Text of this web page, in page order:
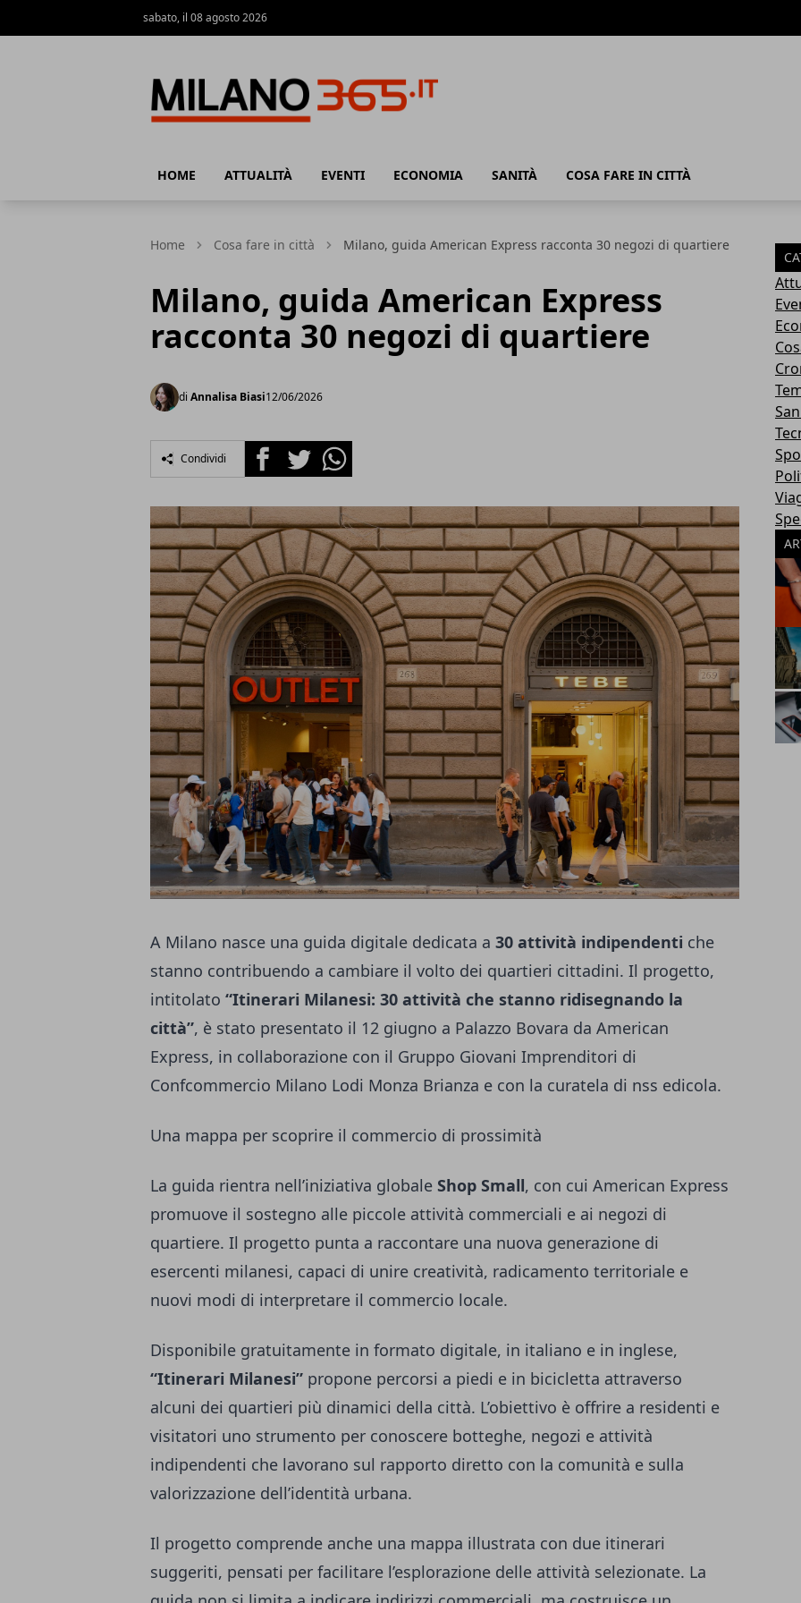
sabato, il 08 agosto 2026
HOME ATTUALITÀ EVENTI ECONOMIA SANITÀ COSA FARE IN CITTÀ
Home Cosa fare in città Milano, guida American Express racconta 30 negozi di quartiere
Milano, guida American Express
racconta 30 negozi di quartiere
di Annalisa Biasi12/06/2026
Condividi FacebookTwitterWhatsapp
A Milano nasce una guida digitale dedicata a 30 attività indipendenti che
stanno contribuendo a cambiare il volto dei quartieri cittadini. Il progetto,
intitolato “Itinerari Milanesi: 30 attività che stanno ridisegnando la
città”, è stato presentato il 12 giugno a Palazzo Bovara da American
Express, in collaborazione con il Gruppo Giovani Imprenditori di
Confcommercio Milano Lodi Monza Brianza e con la curatela di nss edicola.
Una mappa per scoprire il commercio di prossimità
La guida rientra nell’iniziativa globale Shop Small, con cui American Express
promuove il sostegno alle piccole attività commerciali e ai negozi di
quartiere. Il progetto punta a raccontare una nuova generazione di
esercenti milanesi, capaci di unire creatività, radicamento territoriale e
nuovi modi di interpretare il commercio locale.
Disponibile gratuitamente in formato digitale, in italiano e in inglese,
“Itinerari Milanesi” propone percorsi a piedi e in bicicletta attraverso
alcuni dei quartieri più dinamici della città. L’obiettivo è offrire a residenti e
visitatori uno strumento per conoscere botteghe, negozi e attività
indipendenti che lavorano sul rapporto diretto con la comunità e sulla
valorizzazione dell’identità urbana.
Il progetto comprende anche una mappa illustrata con due itinerari
suggeriti, pensati per facilitare l’esplorazione delle attività selezionate. La